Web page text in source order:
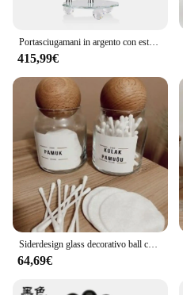
Portasciugamani in argento con estremità a sfera di cristallo
415,99€
Siderdesign glass decorativo ball cover ear cotton e cotton jar 300 ml accessori per il bagno
64,69€